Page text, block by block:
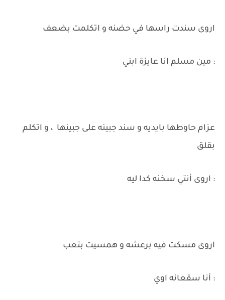
اروى سندت راسها في حضنه و اتكلمت بضعف
: مين مسلم انا عايزة ابني
عزام حاوطها بايديه و سند جبينه على جبينها ، و اتكلم
بقلق
: اروى أنتي سخنه كدا ليه
اروى مسكت فيه برعشه و همسيت بتعب
: أنا سقعانه اوي